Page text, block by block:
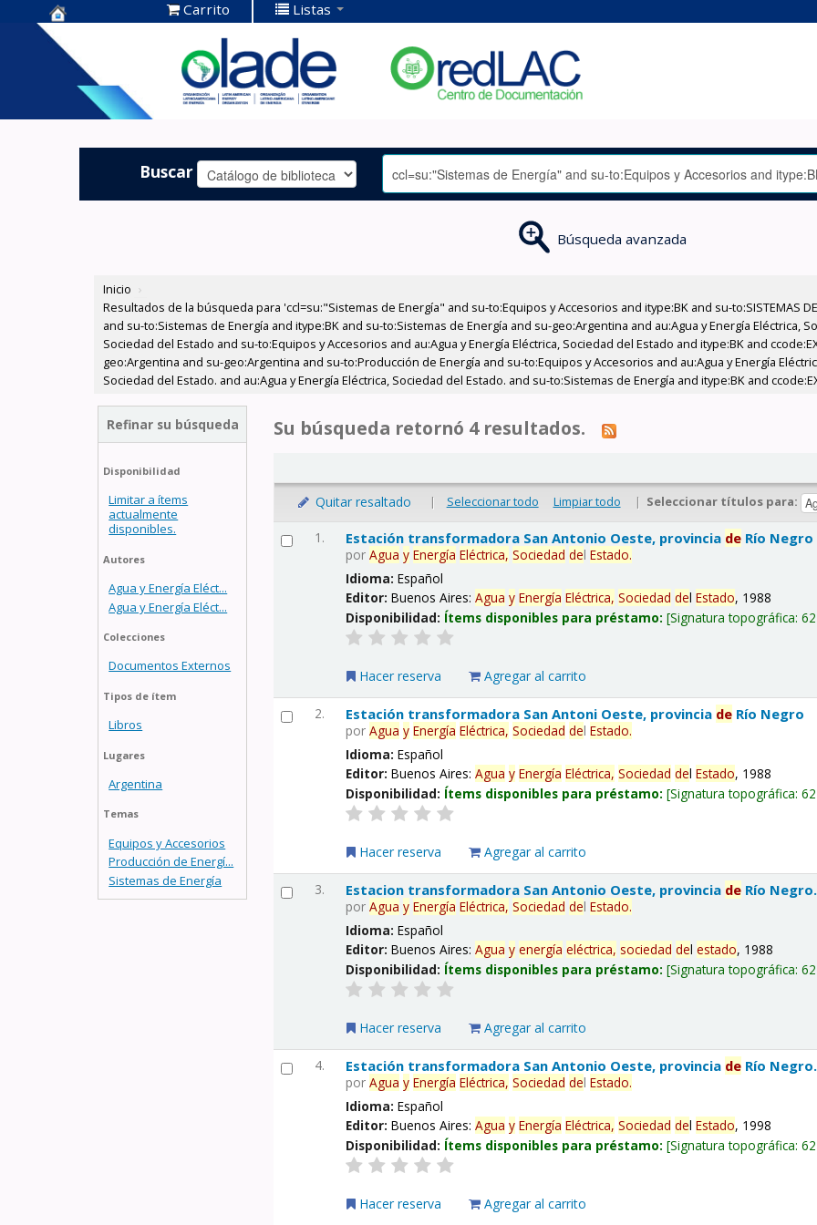
Centro de
Documentación
OLADE -
Carrito Listas
Buscar
Búsqueda avanzada
Inicio ›
Resultados de la búsqueda para 'ccl=su:"Sistemas de Energía" and su-to:Equipos y Accesorios and itype:BK and su-to:SISTEMAS
and su-to:Sistemas de Energía and itype:BK and su-to:Sistemas de Energía and su-geo:Argentina and au:Agua y Energía Eléctrica,
Sociedad del Estado and su-to:Equipos y Accesorios and au:Agua y Energía Eléctrica, Sociedad del Estado and itype:BK and
geo:Argentina and su-geo:Argentina and su-to:Producción de Energía and su-to:Equipos y Accesorios and au:Agua y Energía
Sociedad del Estado. and au:Agua y Energía Eléctrica, Sociedad del Estado. and su-to:Sistemas de Energía and itype:BK and
Refinar su búsqueda
Disponibilidad
Limitar a ítems
actualmente
disponibles.
Autores
Agua y Energía Eléct...
Agua y Energía Eléct...
Colecciones
Documentos Externos
Tipos de ítem
Libros
Lugares
Argentina
Temas
Equipos y Accesorios
Producción de Energí...
Sistemas de Energía
Su búsqueda retornó 4 resultados.
Quitar resaltado | Seleccionar todo Limpiar todo | Seleccionar títulos para:
1. Estación transformadora San Antonio Oeste, provincia de Río Negro
porAgua y Energía Eléctrica, Sociedad delEstado.
Idioma:Español
Editor:Buenos Aires:Agua y Energía Eléctrica, Sociedad delEstado, 1988
Disponibilidad: Ítems disponibles para préstamo: Signatura topográfica:
Hacer reserva Agregar al carrito
2. Estación transformadora San Antoni Oeste, provincia de Río Negro
porAgua y Energía Eléctrica, Sociedad delEstado.
Idioma:Español
Editor:Buenos Aires:Agua y Energía Eléctrica, Sociedad delEstado, 1988
Disponibilidad: Ítems disponibles para préstamo: Signatura topográfica:
Hacer reserva Agregar al carrito
3. Estacion transformadora San Antonio Oeste, provincia de Río Negro.
porAgua y Energía Eléctrica, Sociedad delEstado.
Idioma:Español
Editor:Buenos Aires:Agua y energía eléctrica, sociedad delestado, 1988
Disponibilidad: Ítems disponibles para préstamo: Signatura topográfica:
Hacer reserva Agregar al carrito
4. Estación transformadora San Antonio Oeste, provincia de Río Negro.
porAgua y Energía Eléctrica, Sociedad delEstado.
Idioma:Español
Editor:Buenos Aires:Agua y Energía Eléctrica, Sociedad delEstado, 1998
Disponibilidad: Ítems disponibles para préstamo: Signatura topográfica:
Hacer reserva Agregar al carrito